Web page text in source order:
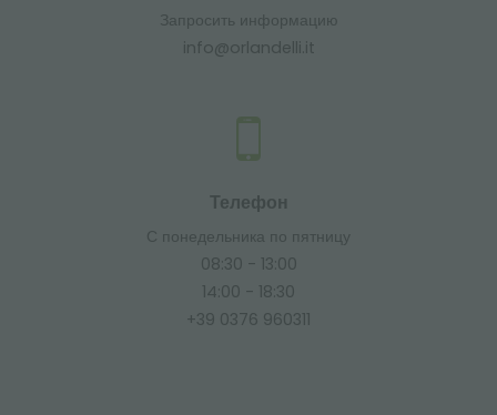
Запросить информацию
info@orlandelli.it
Телефон
С понедельника по пятницу
08:30 - 13:00
14:00 - 18:30
+39 0376 960311